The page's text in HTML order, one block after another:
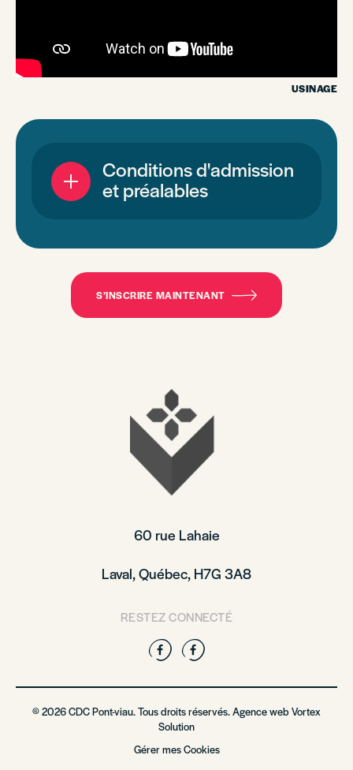
USINAGE
Conditions d'admission
et préalables
S’INSCRIRE MAINTENANT
60 rue Lahaie
Laval, Québec, H7G 3A8
RESTEZ CONNECTÉ
Facebook
Facebook
© 2026 CDC Pont-viau. Tous droits réservés. Agence webVortex
Solution
Gérer mes Cookies